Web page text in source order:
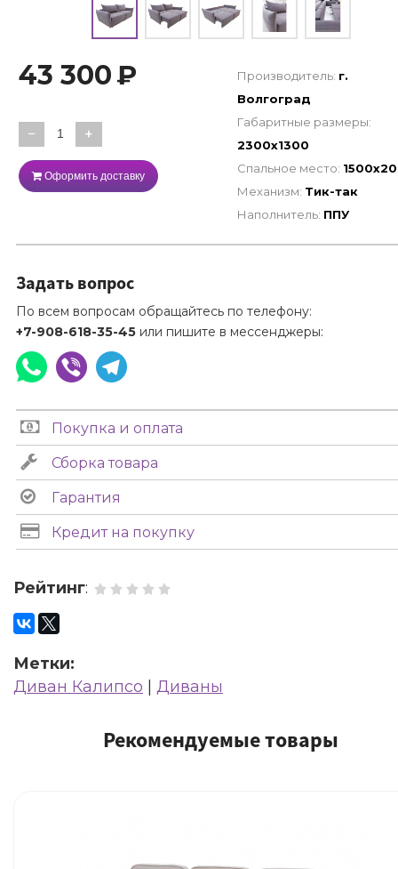
43 300₽
− +
Оформить доставку
Производитель: г.
Волгоград
Габаритные размеры:
2300х1300
Спальное место:
Механизм: Тик-так
Наполнитель: ППУ
Задать вопрос
По всем вопросам обращайтесь по телефону:
+7-908-618-35-45 или пишите в мессенджеры:
Покупка и оплата
Сборка товара
Гарантия
Кредит на покупку
Рейтинг:
Метки:
Диван Калипсо | Диваны
Рекомендуемые товары